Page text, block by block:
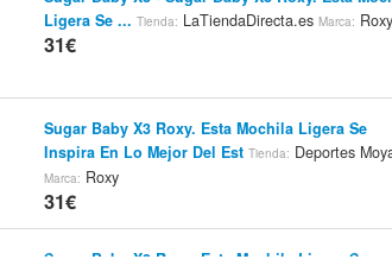
Ligera Se ... Tienda: LaTiendaDirecta.esMarca: Roxy
31€
Sugar Baby X3 Roxy. Esta Mochila Ligera Se
Inspira En Lo Mejor Del Est Tienda: Deportes
Marca: Roxy
31€
Sugar Baby X3 Roxy. Esta Mochila Ligera Se